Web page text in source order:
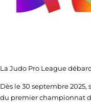
La Judo Pro League
Dès le 30 septembre
du premier championnat